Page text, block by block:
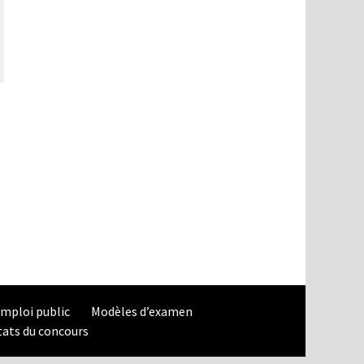
public
Modèles d’examen
du concours